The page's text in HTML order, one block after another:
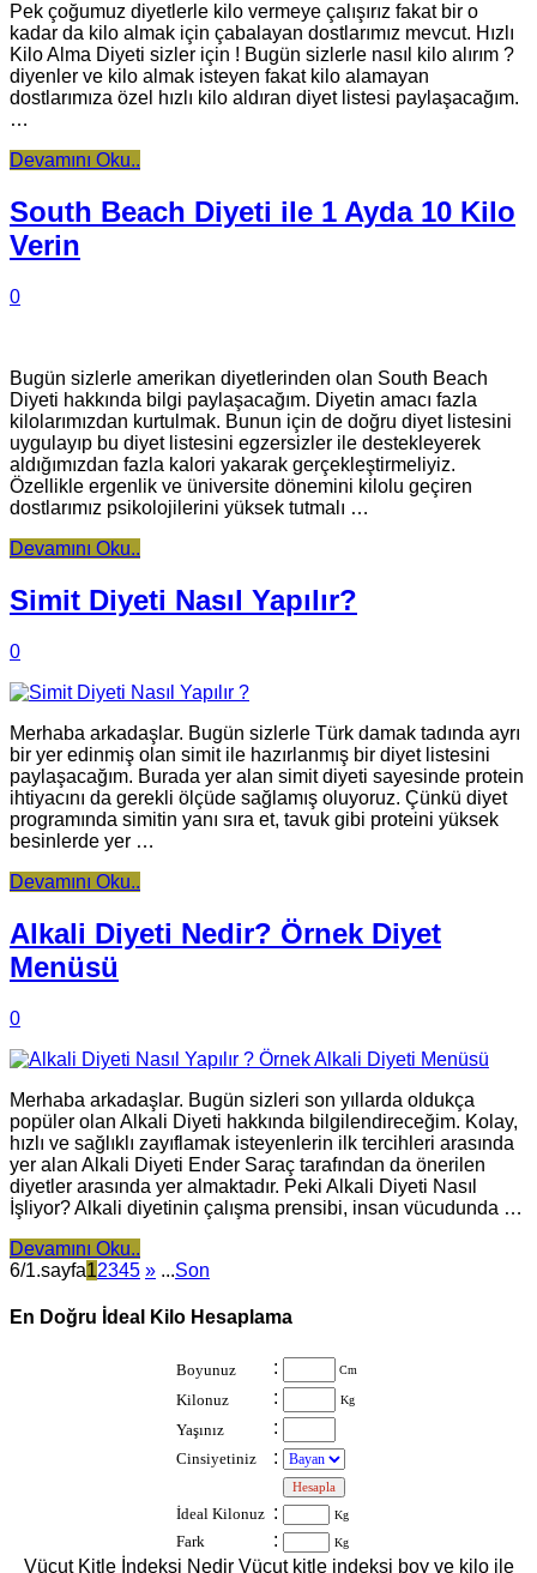
Pek çoğumuz diyetlerle kilo vermeye çalışırız fakat bir o
kadar da kilo almak için çabalayan dostlarımız mevcut. Hızlı
Kilo Alma Diyeti sizler için ! Bugün sizlerle nasıl kilo alırım ?
diyenler ve kilo almak isteyen fakat kilo alamayan
dostlarımıza özel hızlı kilo aldıran diyet listesi paylaşacağım.
…
Devamını Oku..
South Beach Diyeti ile 1 Ayda 10 Kilo
Verin
0
Bugün sizlerle amerikan diyetlerinden olan South Beach
Diyeti hakkında bilgi paylaşacağım. Diyetin amacı fazla
kilolarımızdan kurtulmak. Bunun için de doğru diyet listesini
uygulayıp bu diyet listesini egzersizler ile destekleyerek
aldığımızdan fazla kalori yakarak gerçekleştirmeliyiz.
Özellikle ergenlik ve üniversite dönemini kilolu geçiren
dostlarımız psikolojilerini yüksek tutmalı …
Devamını Oku..
Simit Diyeti Nasıl Yapılır?
0
Merhaba arkadaşlar. Bugün sizlerle Türk damak tadında ayrı
bir yer edinmiş olan simit ile hazırlanmış bir diyet listesini
paylaşacağım. Burada yer alan simit diyeti sayesinde protein
ihtiyacını da gerekli ölçüde sağlamış oluyoruz. Çünkü diyet
programında simitin yanı sıra et, tavuk gibi proteini yüksek
besinlerde yer …
Devamını Oku..
Alkali Diyeti Nedir? Örnek Diyet
Menüsü
0
Merhaba arkadaşlar. Bugün sizleri son yıllarda oldukça
popüler olan Alkali Diyeti hakkında bilgilendireceğim. Kolay,
hızlı ve sağlıklı zayıflamak isteyenlerin ilk tercihleri arasında
yer alan Alkali Diyeti Ender Saraç tarafından da önerilen
diyetler arasında yer almaktadır. Peki Alkali Diyeti Nasıl
İşliyor? Alkali diyetinin çalışma prensibi, insan vücudunda …
Devamını Oku..
6/1.sayfa12345 » ...Son
En Doğru İdeal Kilo Hesaplama
Boyunuz : Cm
Kilonuz : Kg
Yaşınız :
Cinsiyetiniz
:
İdeal Kilonuz : Kg
Fark : Kg
Vücut Kitle İndeksi Nedir Vücut kitle indeksi boy ve kilo ile